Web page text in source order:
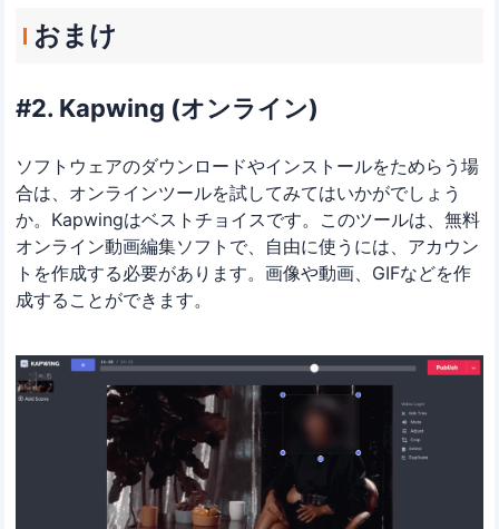
おまけ
#2. Kapwing (オンライン)
ソフトウェアのダウンロードやインストールをためらう場
合は、オンラインツールを試してみてはいかがでしょう
か。Kapwingはベストチョイスです。このツールは、無料
オンライン動画編集ソフトで、自由に使うには、アカウン
トを作成する必要があります。画像や動画、GIFなどを作
成することができます。